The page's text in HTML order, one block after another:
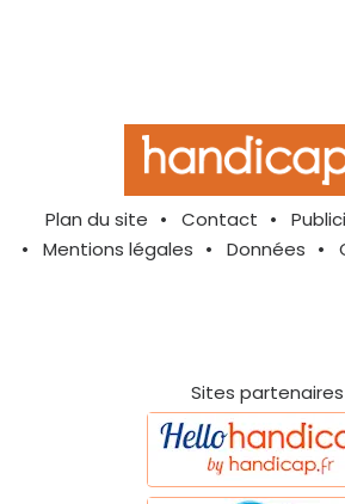
Plan du site Contact
Mentions légales
Données
Sites partenaires